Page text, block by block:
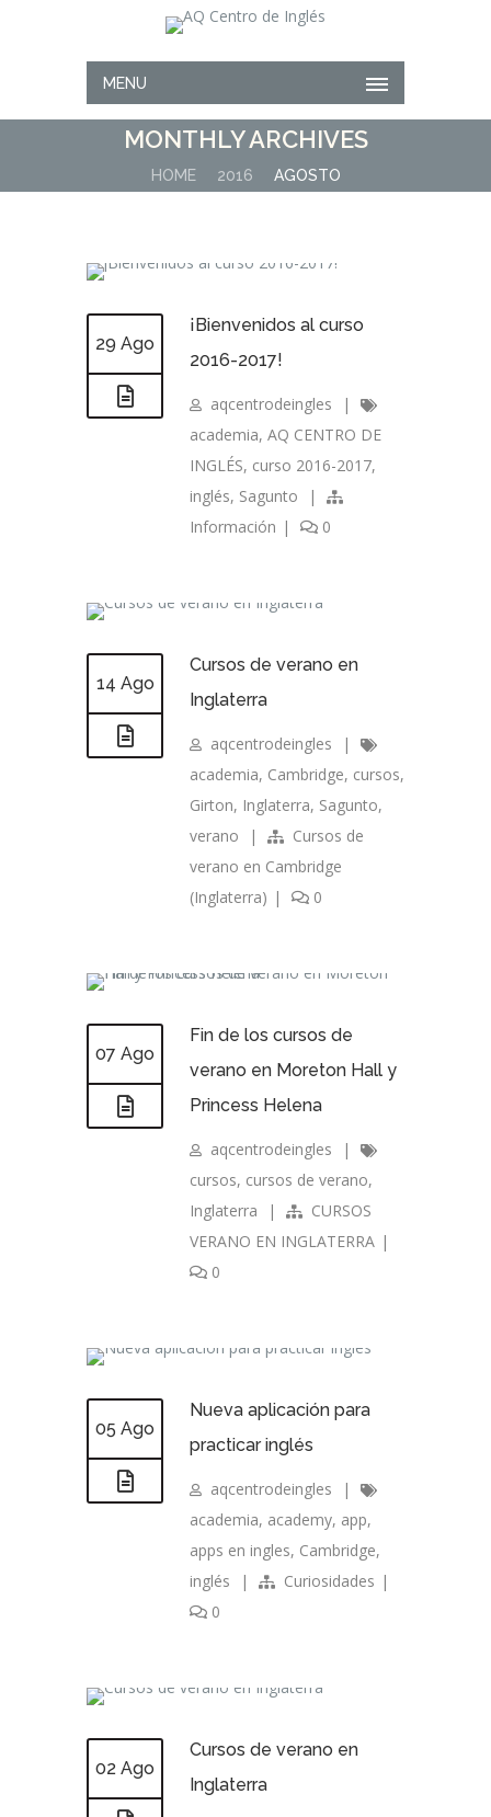
MENU
MONTHLY ARCHIVES
HOME 2016 AGOSTO
29 Ago
¡Bienvenidos al curso
2016-2017!
aqcentrodeingles
|
academia, AQ CENTRO DE
INGLÉS, curso 2016-2017,
inglés, Sagunto
|
Información | 0
14 Ago
Cursos de verano en
Inglaterra
aqcentrodeingles
|
academia, Cambridge, cursos,
Girton, Inglaterra, Sagunto,
verano
|
Cursos de
verano en Cambridge
(Inglaterra) | 0
07 Ago
Fin de los cursos de
verano en Moreton Hall y
Princess Helena
aqcentrodeingles
|
cursos, cursos de verano,
Inglaterra
|
CURSOS
VERANO EN INGLATERRA |
0
05 Ago
Nueva aplicación para
practicar inglés
aqcentrodeingles
|
academia, academy, app,
apps en ingles, Cambridge,
inglés
| Curiosidades |
0
02 Ago
Cursos de verano en
Inglaterra